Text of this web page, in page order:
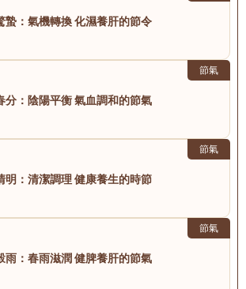
蟄：氣機轉換 化濕養肝的節令
節氣
分：陰陽平衡 氣血調和的節氣
節氣
明：清潔調理 健康養生的時節
節氣
雨：春雨滋潤 健脾養肝的節氣